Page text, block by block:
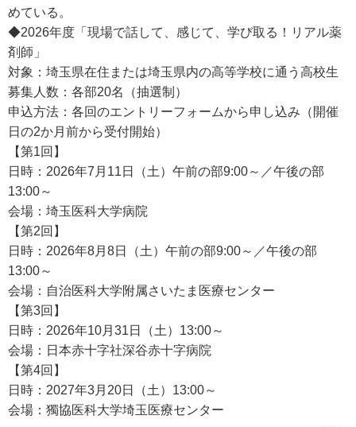
めている。
◆2026年度「現場で話して、感じて、学び取る！リアル薬
剤師」
対象：埼玉県在住または埼玉県内の高等学校に通う高校生
募集人数：各部20名（抽選制）
申込方法：各回のエントリーフォームから申し込み（開催
日の2か月前から受付開始）
【第1回】
日時：2026年7月11日（土）午前の部9:00～／午後の部
13:00～
会場：埼玉医科大学病院
【第2回】
日時：2026年8月8日（土）午前の部9:00～／午後の部
13:00～
会場：自治医科大学附属さいたま医療センター
【第3回】
日時：2026年10月31日（土）13:00～
会場：日本赤十字社深谷赤十字病院
【第4回】
日時：2027年3月20日（土）13:00～
会場：獨協医科大学埼玉医療センター